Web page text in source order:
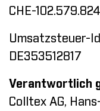
CHE-102.579.824
Umsatzsteuer-
DE353512817
Verantwortlich
Colltex AG,